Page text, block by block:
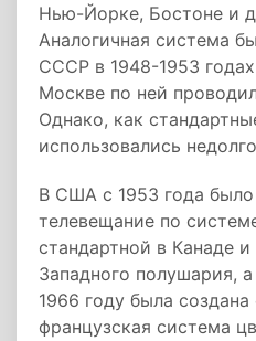
Нью-Йорке, Бостоне и
Аналогичная система
СССР в 1948-1953
Москве по ней
Однако, как
использовались
В США с 1953 года было
телевещание по
стандартной в Канаде и
Западного полушария,
1966 году была
французская система